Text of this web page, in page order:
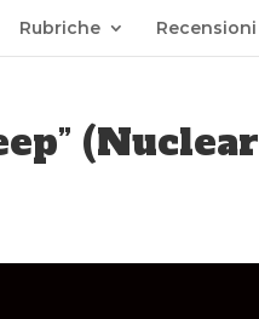
Rubriche Recensioni
(Nuclear